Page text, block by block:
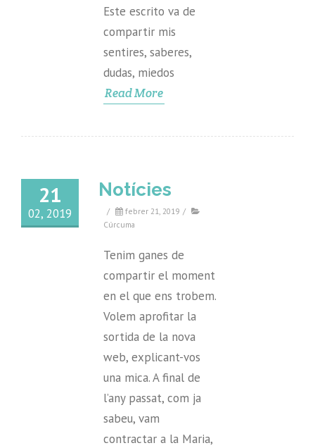
Este escrito va de
compartir mis
sentires, saberes,
dudas, miedos
Read More
21
02, 2019
Notícies
/ febrer 21, 2019 /
Cúrcuma
Tenim ganes de
compartir el moment
en el que ens trobem.
Volem aprofitar la
sortida de la nova
web, explicant-vos
una mica. A final de
l’any passat, com ja
sabeu, vam
contractar a la Maria,